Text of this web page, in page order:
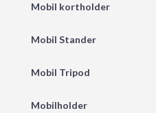
Mobil kortholder
Mobil Stander
Mobil Tripod
Mobilholder